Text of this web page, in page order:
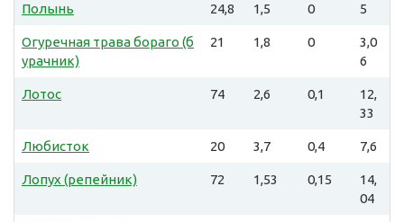
Полынь 24,8 1,5 0 5
Огуречная трава бораго (б
урачник)
21 1,8 0
3,0
6
Лотос 74 2,6 0,1
12,
33
Любисток 20 3,7 0,4 7,6
Лопух (репейник) 72 1,53 0,15
14,
04